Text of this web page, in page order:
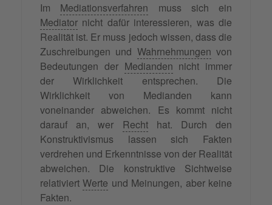
Im Mediationsverfahren muss sich ein
Mediator nicht dafür interessieren, was die
Realität ist. Er muss jedoch wissen, dass die
Zuschreibungen und Wahrnehmungen von
Bedeutungen der Medianden nicht immer
der Wirklichkeit entsprechen. Die
Wirklichkeit von Medianden kann
voneinander abweichen. Es kommt nicht
darauf an, wer Rechthat. Durch den
Konstruktivismus lassen sich Fakten
verdrehen und Erkenntnisse von der Realität
abweichen. Die konstruktive Sichtweise
relativiertWerte und Meinungen, aber keine
Fakten.